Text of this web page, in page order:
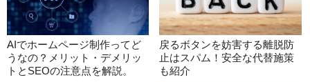
AIでホームページ制作ってど
うなの？メリット・デメリッ
トとSEOの注意点を解説。
戻るボタンを妨害する離脱防
止はスパム！安全な代替施策
も紹介